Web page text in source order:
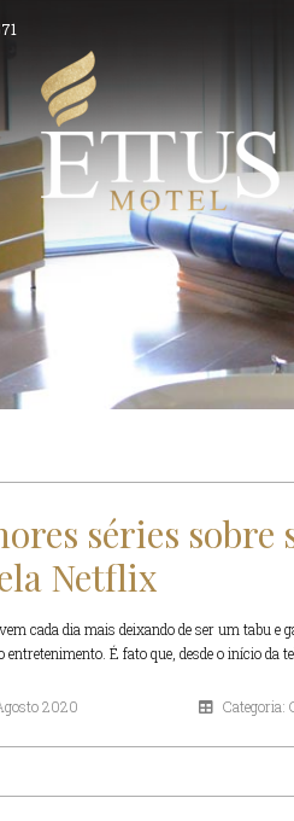
séries sobre
Netflix
cada dia mais deixando de ser um tabu e
É fato que, desde o início da
2020 Categoria: